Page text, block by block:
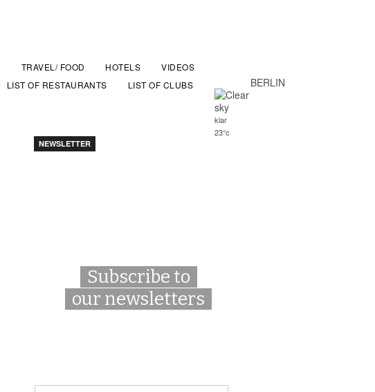
BERLIN
klar
23°c
TRAVEL/ FOOD HOTELS
VIDEOS
LIST OF RESTAURANTS LIST OF CLUBS
NEWSLETTER
Subscribe to
our newsletters